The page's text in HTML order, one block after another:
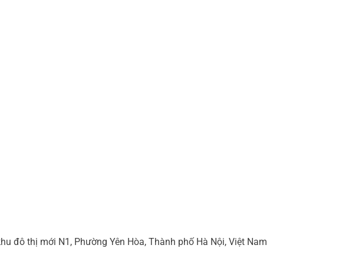
đô thị mới N1, Phường Yên Hòa, Thành phố Hà Nội, Việt Nam